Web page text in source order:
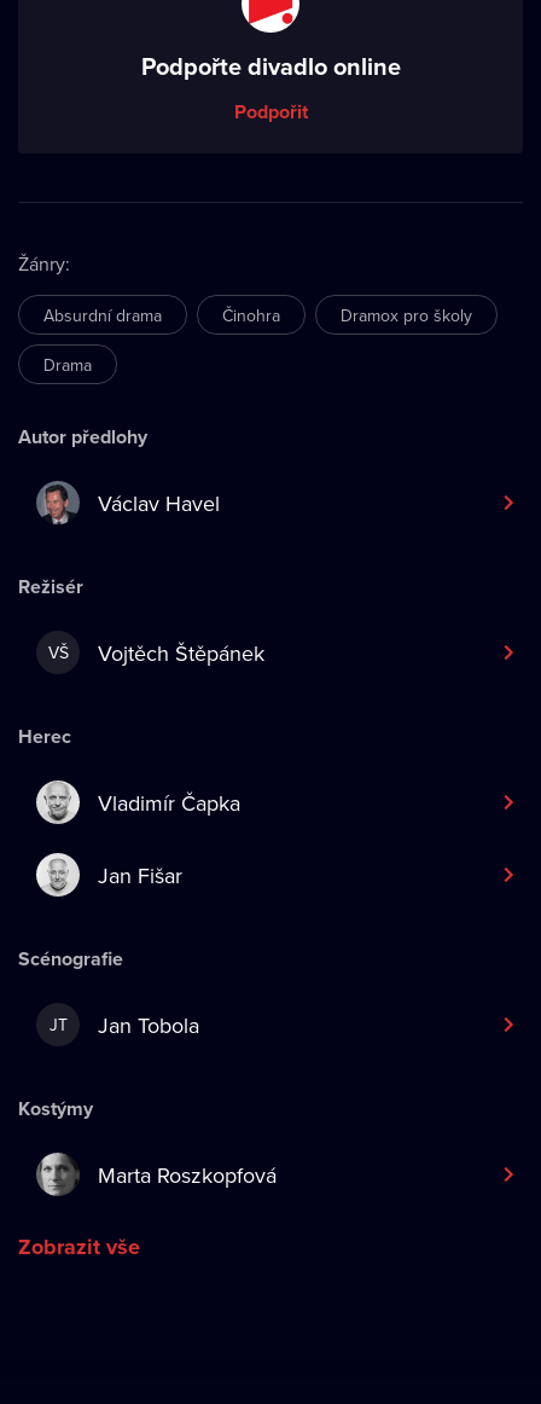
Podpořte divadlo online
Podpořit
Žánry:
Absurdní drama Činohra Dramox pro školy
Drama
Autor předlohy
Václav Havel
Režisér
VŠ Vojtěch Štěpánek
Herec
Vladimír Čapka
Jan Fišar
Scénografie
JT Jan Tobola
Kostýmy
Marta Roszkopfová
Zobrazit vše